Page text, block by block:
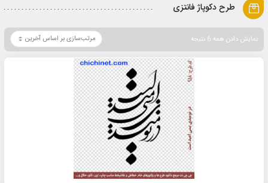
طرح دکوپاژ فانتزی
نمایش دادن همه 6 نتیجه